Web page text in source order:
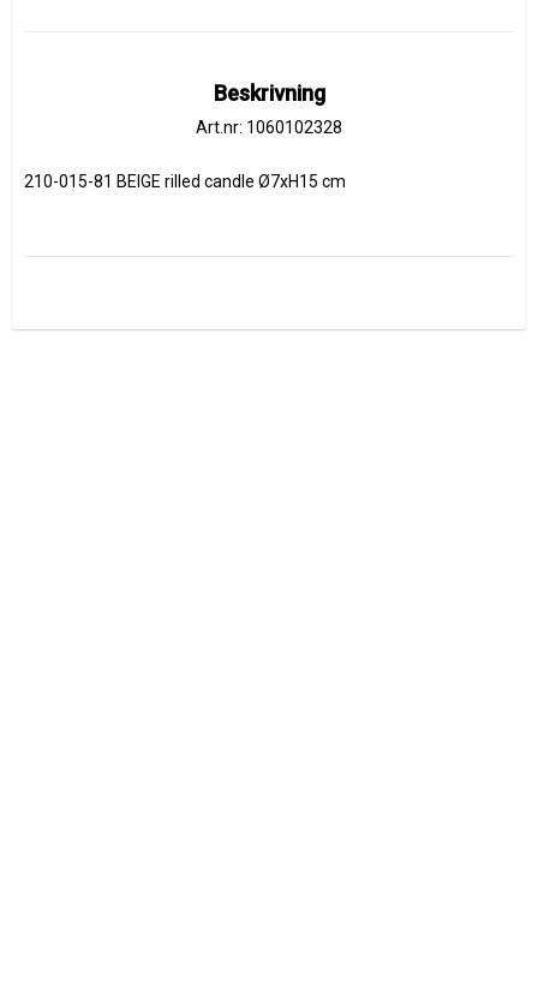
Beskrivning
Art.nr: 1060102328
210-015-81 BEIGE rilled candle Ø7xH15 cm